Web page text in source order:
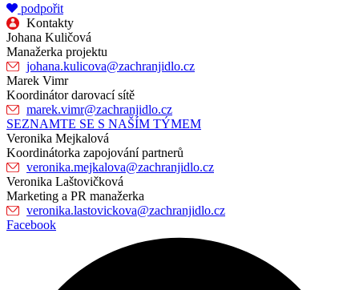
podpořit
Kontakty
Johana Kuličová
Manažerka projektu
johana.kulicova@zachranjidlo.cz
Marek Vimr
Koordinátor darovací sítě
marek.vimr@zachranjidlo.cz
SEZNAMTE SE S NAŠÍM TÝMEM
Veronika Mejkalová
Koordinátorka zapojování partnerů
veronika.mejkalova@zachranjidlo.cz
Veronika Laštovičková
Marketing a PR manažerka
veronika.lastovickova@zachranjidlo.cz
Facebook